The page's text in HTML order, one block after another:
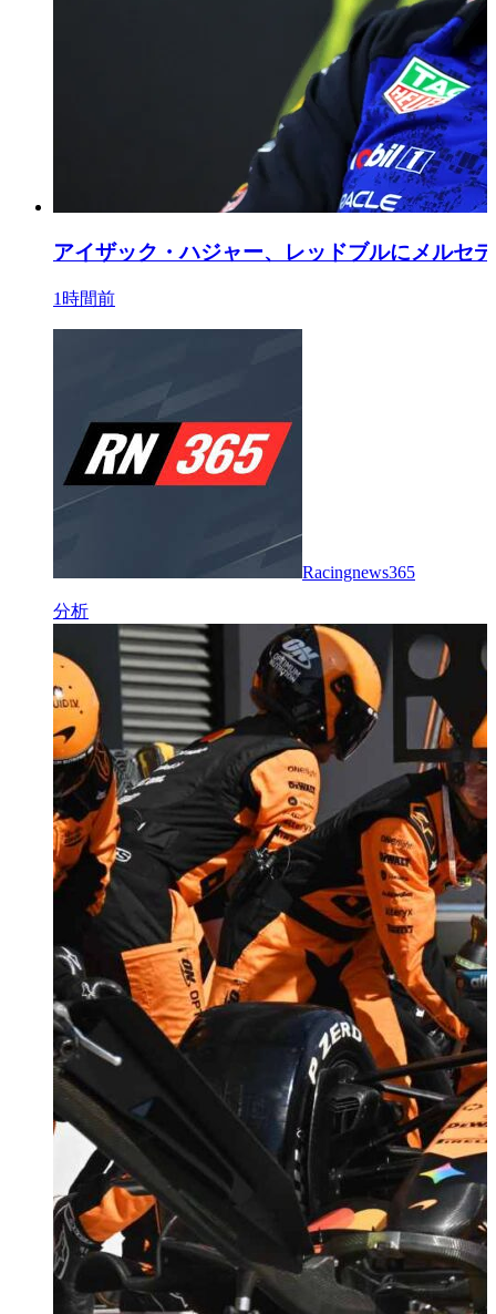
アイザック・ハジャー、レッドブルにメルセ
1時間前
Racingnews365
分析